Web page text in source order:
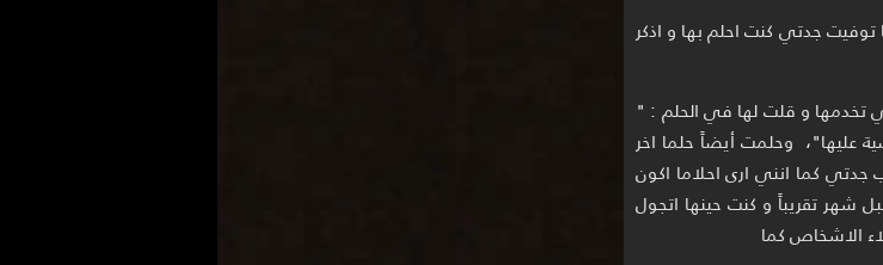
جدتي كنت احلم بها و اذكر
تخدمها و قلت لها في الحلم : "
وحلمت أيضاً حلما اخر
جدتي كما انني ارى احلاما اكون
شهر تقريباً و كنت حينها اتجول
الاشخاص كما